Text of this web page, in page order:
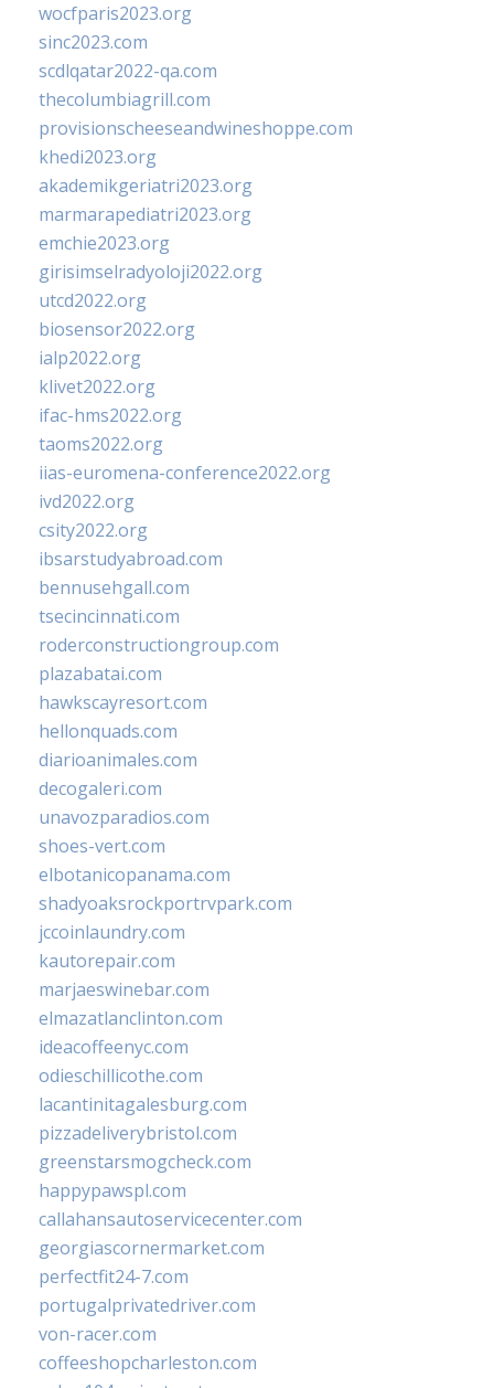
wocfparis2023.org
sinc2023.com
scdlqatar2022-qa.com
thecolumbiagrill.com
provisionscheeseandwineshoppe.com
khedi2023.org
akademikgeriatri2023.org
marmarapediatri2023.org
emchie2023.org
girisimselradyoloji2022.org
utcd2022.org
biosensor2022.org
ialp2022.org
klivet2022.org
ifac-hms2022.org
taoms2022.org
iias-euromena-conference2022.org
ivd2022.org
csity2022.org
ibsarstudyabroad.com
bennusehgall.com
tsecincinnati.com
roderconstructiongroup.com
plazabatai.com
hawkscayresort.com
hellonquads.com
diarioanimales.com
decogaleri.com
unavozparadios.com
shoes-vert.com
elbotanicopanama.com
shadyoaksrockportrvpark.com
jccoinlaundry.com
kautorepair.com
marjaeswinebar.com
elmazatlanclinton.com
ideacoffeenyc.com
odieschillicothe.com
lacantinitagalesburg.com
pizzadeliverybristol.com
greenstarsmogcheck.com
happypawspl.com
callahansautoservicecenter.com
georgiascornermarket.com
perfectfit24-7.com
portugalprivatedriver.com
von-racer.com
coffeeshopcharleston.com